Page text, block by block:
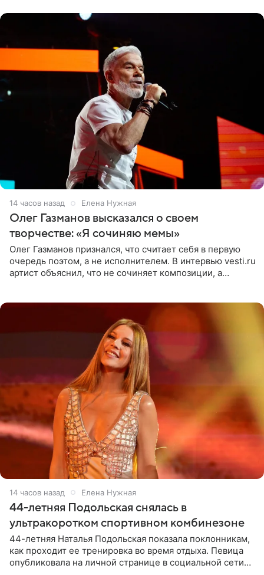
14 часов назад Елена Нужная
Олег Газманов высказался о своем
творчестве: «Я сочиняю мемы»
Олег Газманов признался, что считает себя в первую
очередь поэтом, а не исполнителем. В интервью vesti.ru
артист объяснил, что не сочиняет композиции, а
14 часов назад Елена Нужная
44-летняя Подольская снялась в
ультракоротком спортивном комбинезоне
44-летняя Наталья Подольская показала поклонникам,
как проходит ее тренировка во время отдыха. Певица
опубликовала на личной странице в социальной сети